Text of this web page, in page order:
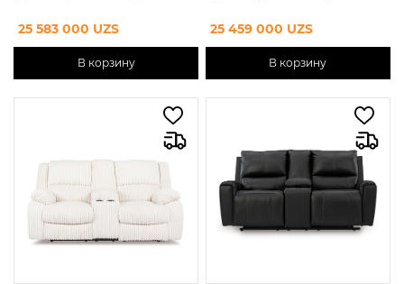
25 583 000 UZS
В корзину
25 459 000 UZS
В корзину